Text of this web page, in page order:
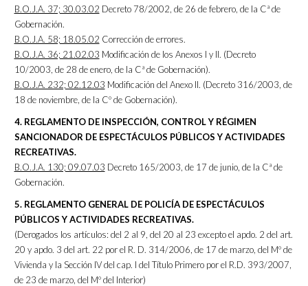
B.O.J.A. 37; 30.03.02 Decreto 78/2002, de 26 de febrero, de la Cª de
Gobernación.
B.O.J.A. 58; 18.05.02 Corrección de errores.
B.O.J.A. 36; 21.02.03 Modificación de los Anexos I y II. (Decreto
10/2003, de 28 de enero, de la Cª de Gobernación).
B.O.J.A. 232; 02.12.03 Modificación del Anexo II. (Decreto 316/2003, de
18 de noviembre, de la Cº de Gobernación).
4. REGLAMENTO DE INSPECCIÓN, CONTROL Y RÉGIMEN
SANCIONADOR DE ESPECTÁCULOS PÚBLICOS Y ACTIVIDADES
RECREATIVAS.
B.O.J.A. 130; 09.07.03 Decreto 165/2003, de 17 de junio, de la Cª de
Gobernación.
5. REGLAMENTO GENERAL DE POLICÍA DE ESPECTÁCULOS
PÚBLICOS Y ACTIVIDADES RECREATIVAS.
(Derogados los artículos: del 2 al 9, del 20 al 23 excepto el apdo. 2 del art.
20 y apdo. 3 del art. 22 por el R. D. 314/2006, de 17 de marzo, del Mº de
Vivienda y la Sección IV del cap. I del Título Primero por el R.D. 393/2007,
de 23 de marzo, del Mº del Interior)